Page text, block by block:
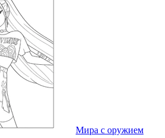
Мира с оружием